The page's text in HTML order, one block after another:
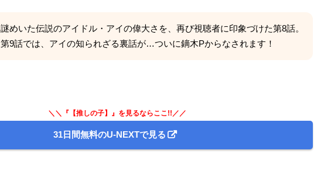
謎めいた伝説のアイドル・アイの偉大さを、再び視聴者に印象づけた第8話。
第9話では、アイの知られざる裏話が…ついに鏑木Pからなされます！
＼＼『【推しの子】』を見るならここ!!／／
31日間無料のU-NEXTで見る